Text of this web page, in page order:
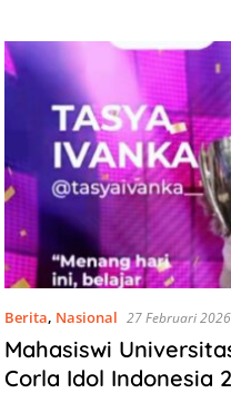
Berita, Nasional 27 Februari 2026
Mahasiswi
Corla Idol Indonesia